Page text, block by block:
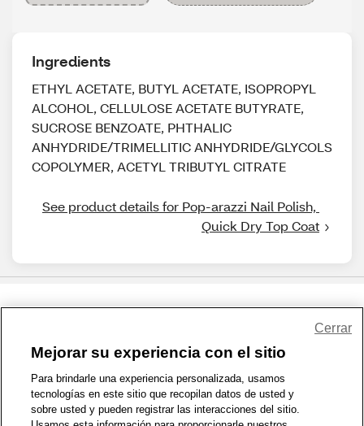
Ingredients
ETHYL ACETATE, BUTYL ACETATE, ISOPROPYL
ALCOHOL, CELLULOSE ACETATE BUTYRATE,
SUCROSE BENZOATE, PHTHALIC
ANHYDRIDE/TRIMELLITIC ANHYDRIDE/GLYCOLS
COPOLYMER, ACETYL TRIBUTYL CITRATE
See product details for Pop-arazzi Nail Polish,
Quick Dry Top Coat
1-800-679-9691 | Contáctenos | Términos de Uso | Accesibilidad
Política de Privacidad | WA Privacy Policy | Mapa del sitio
Zona de Bienestar | © 1999 - 2026 CVS.com
Mejorar su experiencia con el sitio
Para brindarle una experiencia personalizada, usamos
tecnologías en este sitio que recopilan datos de usted y
sobre usted y pueden registrar las interacciones del sitio.
Cerrar